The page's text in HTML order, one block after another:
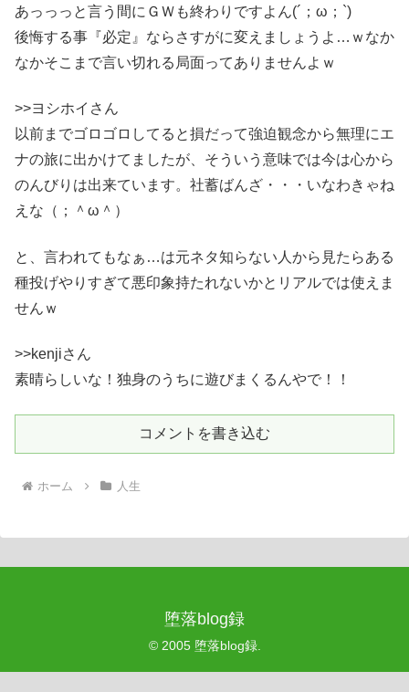
あっっっと言う間にＧＷも終わりですよん(´；ω；`)
後悔する事『必定』ならさすがに変えましょうよ…ｗなか
なかそこまで言い切れる局面ってありませんよｗ
>>ヨシホイさん
以前までゴロゴロしてると損だって強迫観念から無理にエ
ナの旅に出かけてましたが、そういう意味では今は心から
のんびりは出来ています。社蓄ばんざ・・・いなわきゃね
えな（；＾ω＾）
と、言われてもなぁ…は元ネタ知らない人から見たらある
種投げやりすぎて悪印象持たれないかとリアルでは使えま
せんｗ
>>kenjiさん
素晴らしいな！独身のうちに遊びまくるんやで！！
コメントを書き込む
ホーム 人生
堕落blog録
© 2005 堕落blog録.